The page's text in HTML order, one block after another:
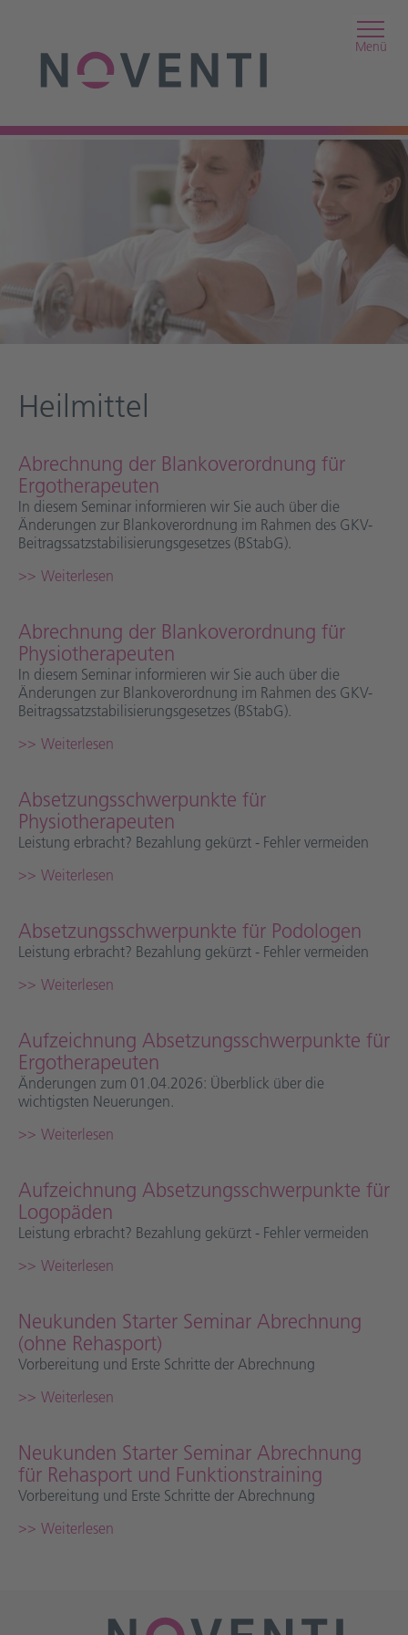
Menü
Heilmittel
Abrechnung der Blankoverordnung für
Ergotherapeuten
In diesem Seminar informieren wir Sie auch über die
Änderungen zur Blankoverordnung im Rahmen des GKV-
Beitragssatzstabilisierungsgesetzes (BStabG).
Weiterlesen
Abrechnung der Blankoverordnung für
Physiotherapeuten
In diesem Seminar informieren wir Sie auch über die
Änderungen zur Blankoverordnung im Rahmen des GKV-
Beitragssatzstabilisierungsgesetzes (BStabG).
Weiterlesen
Absetzungsschwerpunkte für
Physiotherapeuten
Leistung erbracht? Bezahlung gekürzt - Fehler vermeiden
Weiterlesen
Absetzungsschwerpunkte für Podologen
Leistung erbracht? Bezahlung gekürzt - Fehler vermeiden
Weiterlesen
Aufzeichnung Absetzungsschwerpunkte für
Ergotherapeuten
Änderungen zum 01.04.2026: Überblick über die
wichtigsten Neuerungen.
Weiterlesen
Aufzeichnung Absetzungsschwerpunkte für
Logopäden
Leistung erbracht? Bezahlung gekürzt - Fehler vermeiden
Weiterlesen
Neukunden Starter Seminar Abrechnung
(ohne Rehasport)
Vorbereitung und Erste Schritte der Abrechnung
Weiterlesen
Neukunden Starter Seminar Abrechnung
für Rehasport und Funktionstraining
Vorbereitung und Erste Schritte der Abrechnung
Weiterlesen